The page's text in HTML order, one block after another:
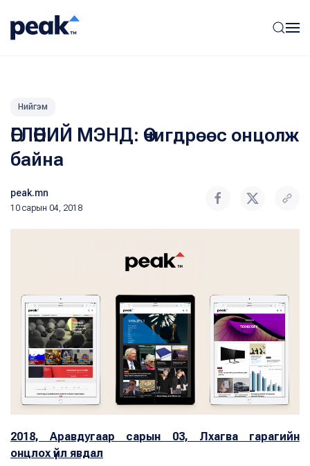
Нийгэм
ӨГЛӨӨНИЙ МЭНД: Өчигдрөөс онцолж
байна
peak.mn
10 сарын 04, 2018
2018, Аравдугаар сарын 03, Лхагва гарагийн
онцлох үйл явдал